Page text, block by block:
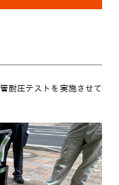
耐圧テストを実施させて